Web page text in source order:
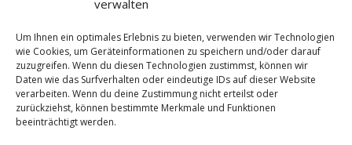
verwalten
Um Ihnen ein optimales Erlebnis zu bieten, verwenden wir Technologien
wie Cookies, um Geräteinformationen zu speichern und/oder darauf
zuzugreifen. Wenn du diesen Technologien zustimmst, können wir
Daten wie das Surfverhalten oder eindeutige IDs auf dieser Website
verarbeiten. Wenn du deine Zustimmung nicht erteilst oder
zurückziehst, können bestimmte Merkmale und Funktionen
beeinträchtigt werden.